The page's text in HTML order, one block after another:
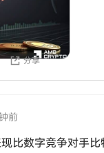
动型销毁。也就是
费收入越高，就有
续收紧，那么从长
支撑。 不过，短期内市场
回调。HYPE能否
分享
前
比数字竞争对手比